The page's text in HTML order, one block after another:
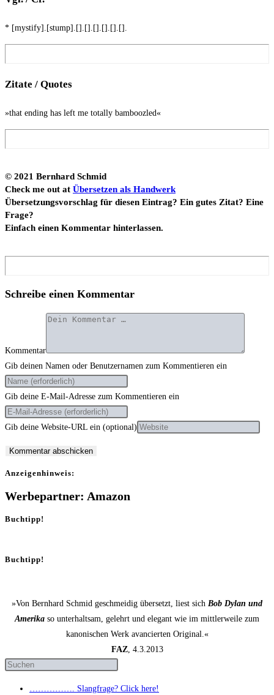
* [mystify].[stump].[].[].[].[].[].[].
Zita­te / Quotes
»that ending has left me total­ly bamboozled«
© 2021 Bern­hard Schmid
Check me out at Über­set­zen als Hand­werk
Über­set­zungs­vor­schlag für die­sen Ein­trag? Ein gutes Zitat? Eine
Fra­ge?
Ein­fach einen Kom­men­tar hinterlassen.
Schreibe einen Kommentar
Kommentar
Gib deinen Namen oder Benutzernamen zum Kommentieren ein
Gib deine E-Mail-Adresse zum Kommentieren ein
Gib deine Website-URL ein (optional)
Anzei­gen­hin­weis:
Werbepartner: Amazon
Buchtipp!
Buchtipp!
»Von Bernhard Schmid geschmeidig übersetzt, liest sich Bob Dylan und
Amerika so unterhaltsam, gelehrt und elegant wie im mittlerweile zum
kanonischen Werk avancierten Original.«
FAZ, 4.3.2013
……………. Slang­fra­ge? Click here!